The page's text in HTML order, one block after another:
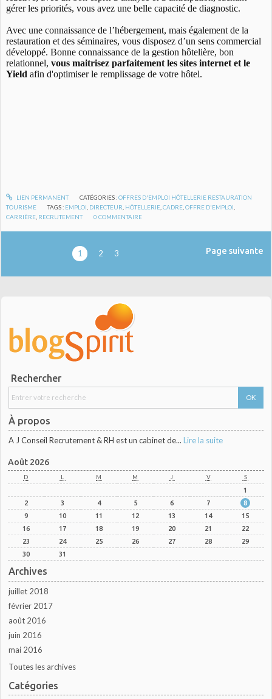
gérer les priorités, vous avez une belle capacité de diagnostic.
Avec une connaissance de l’hébergement, mais également de la
restauration et des séminaires, vous disposez d’un sens commercial
développé. Bonne connaissance de la gestion hôtelière, bon
relationnel,vous maitrisez parfaitement les sites internet et le
Yield afin d'optimiser le remplissage de votre hôtel.
LIEN PERMANENT CATÉGORIES :OFFRES D'EMPLOI HÔTELLERIE RESTAURATION
TOURISME
TAGS : EMPLOI DIRECTEUR HÔTELLERIE ,CADRE ,OFFRE D'EMPLOI
CARRIÈRE RECRUTEMENT 0 COMMENTAIRE
1 2 3 Page suivante
Rechercher
À propos
A J Conseil Recrutement & RH est un cabinet de... Lire la suite
Août 2026
D L M M J V S
1
2
3 4 5 6 7
8
9
10 11 12 13 14
15
16
17 18 19 20 21
22
23
24 25 26 27 28
29
30
31
Archives
juillet 2018
février 2017
août 2016
juin 2016
mai 2016
Toutes les archives
Catégories